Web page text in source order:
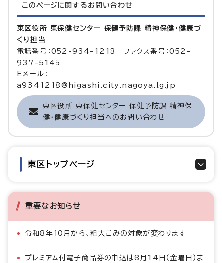
このページに関する お問い合わせ
東区役所 東保健センター 保健予防課 精神保健・健康づ
くり担当
電話番号：052-934-1218 ファクス番号：052-
937-5145
Eメール：
a9341218@higashi.city.nagoya.lg.jp
東区役所 東保健センター 保健予防課 精神保
健・健康づくり担当へのお問い合わせ
東区トップページ
重要なお知らせ
令和8年10月から、粗大ごみの対象が変わります
プレミアム付電子商品券の申込は8月14日（金曜日）ま